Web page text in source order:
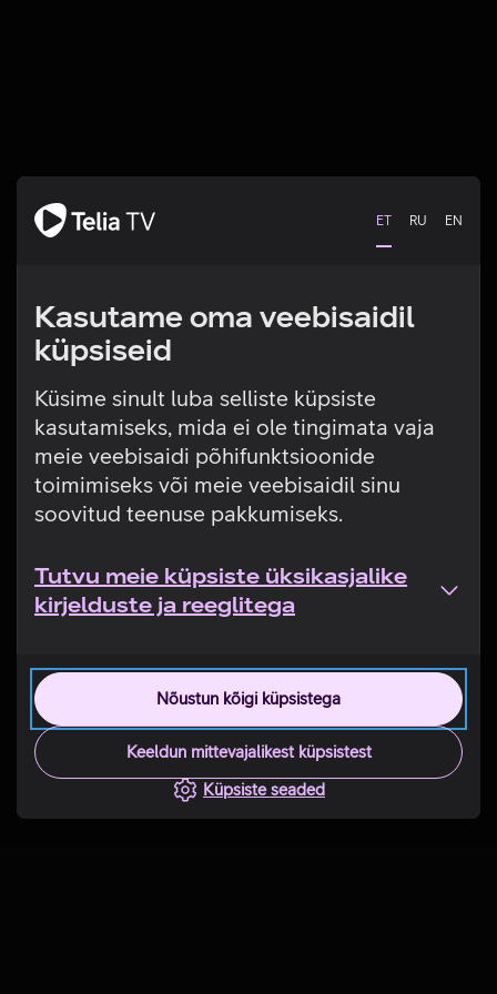
ET RU EN
Kasutame oma veebisaidil
küpsiseid
Küsime sinult luba selliste küpsiste
kasutamiseks, mida ei ole tingimata vaja
meie veebisaidi põhifunktsioonide
toimimiseks või meie veebisaidil sinu
soovitud teenuse pakkumiseks.
Tutvu meie küpsiste üksikasjalike
kirjelduste ja reeglitega
Nõustun kõigi küpsistega
Keeldun mittevajalikest küpsistest
Küpsiste seaded
Tehniline viga